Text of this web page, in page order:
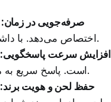
صرفه‌جویی در زمان:
اختصاص می‌دهد. با داشتن پیام‌های آماده، می‌توانید در چند ثانیه به این نوع از سوال‌ها پاسخ دهید.
افزایش سرعت پاسخگویی:
است. پاسخ سریع به مشتری‌های بالقوه، شانس تبدیل او به خریدار را به شدت افزایش می‌دهد.
حفظ لحن و هویت برند: